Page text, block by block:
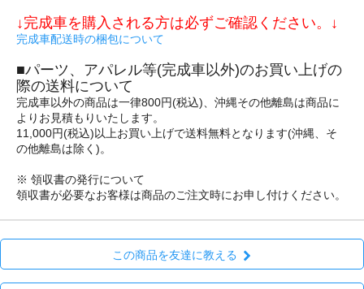
↓完成車を購入される方は必ずご確認ください。↓
完成車配送時の梱包について
■パーツ、アパレル等(完成車以外)のお買い上げの
際の送料について
完成車以外の商品は一律800円(税込)、沖縄その他離島は商品に
よりお見積もりいたします。
11,000円(税込)以上お買い上げで送料無料となります(沖縄、そ
の他離島は除く)。
※ 領収書の発行について
領収書が必要なお客様は商品のご注文時にお申し付けください。
この商品を友達に教える